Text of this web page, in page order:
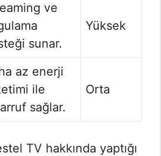
ve
sunar.
Yüksek
az enerji
ile
sağlar.
Orta
TV hakkında yaptığı